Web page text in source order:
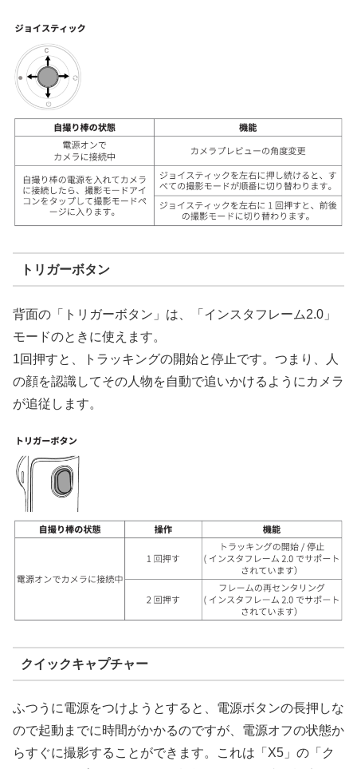
トリガーボタン
背面の「トリガーボタン」は、「インスタフレーム2.0」
モードのときに使えます。
1回押すと、トラッキングの開始と停止です。つまり、人
の顔を認識してその人物を自動で追いかけるようにカメラ
が追従します。
クイックキャプチャー
ふつうに電源をつけようとすると、電源ボタンの長押しな
ので起動までに時間がかかるのですが、電源オフの状態か
らすぐに撮影することができます。これは「X5」の「ク